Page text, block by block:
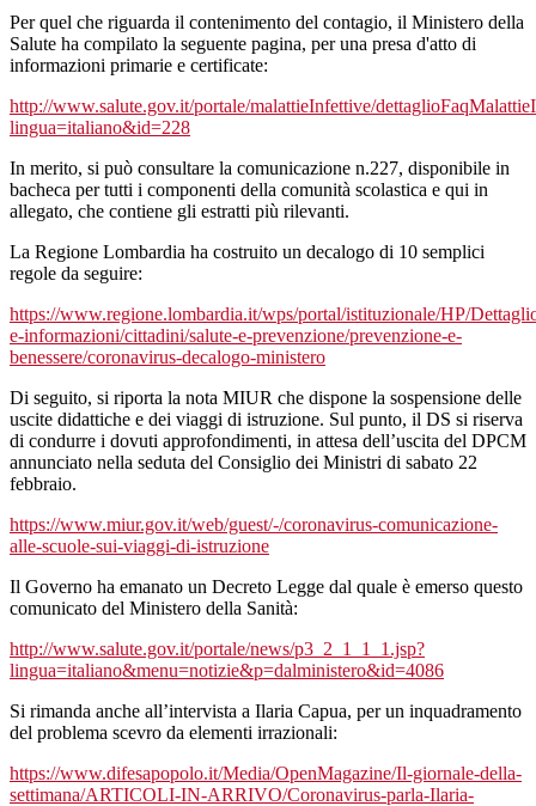
Per quel che riguarda il contenimento del contagio, il Ministero della
Salute ha compilato la seguente pagina, per una presa d'atto di
informazioni primarie e certificate:
http://www.salute.gov.it/portale/malattieInfettive/
lingua=italiano&id=228
In merito, si può consultare la comunicazione n.227, disponibile in
bacheca per tutti i componenti della comunità scolastica e qui in
allegato, che contiene gli estratti più rilevanti.
La Regione Lombardia ha costruito un decalogo di 10 semplici
regole da seguire:
https://www.regione.lombardia.it/wps/portal/istituzionale/HP/
e-informazioni/cittadini/salute-e-prevenzione/prevenzione-e-
benessere/coronavirus-decalogo-ministero
Di seguito, si riporta la nota MIUR che dispone la sospensione delle
uscite didattiche e dei viaggi di istruzione. Sul punto, il DS si riserva
di condurre i dovuti approfondimenti, in attesa dell’uscita del DPCM
annunciato nella seduta del Consiglio dei Ministri di sabato 22
febbraio.
https://www.miur.gov.it/web/guest/-/coronavirus-comunicazione-
alle-scuole-sui-viaggi-di-istruzione
Il Governo ha emanato un Decreto Legge dal quale è emerso questo
comunicato del Ministero della Sanità:
http://www.salute.gov.it/portale/news/p3_2_1_1_1.jsp?
lingua=italiano&menu=notizie&p=dalministero&id=4086
Si rimanda anche all’intervista a Ilaria Capua, per un inquadramento
del problema scevro da elementi irrazionali:
https://www.difesapopolo.it/Media/OpenMagazine/Il-giornale-della-
settimana/ARTICOLI-IN-ARRIVO/Coronavirus-parla-Ilaria-